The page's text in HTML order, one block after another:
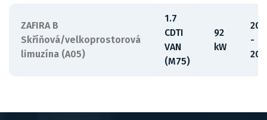
ZAFIRA B
Skříňová/velkoprostorová
limuzína (A05)
1.7
CDTI
VAN
(M75)
92
kW
-